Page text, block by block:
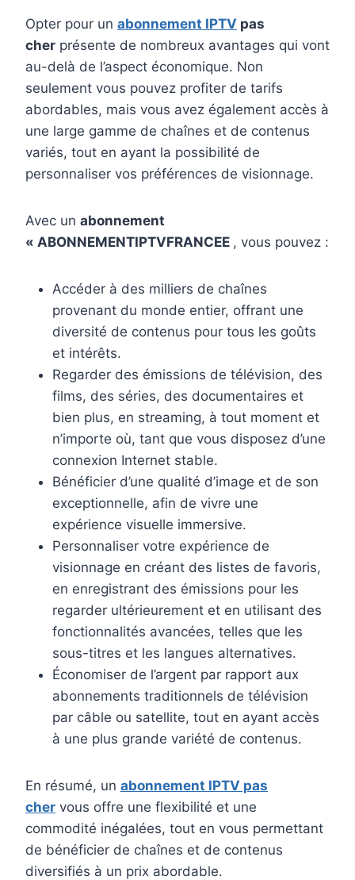
Opter pour un abonnement IPTV pas
cher présente de nombreux avantages qui vont
au-delà de l’aspect économique. Non
seulement vous pouvez profiter de tarifs
abordables, mais vous avez également accès à
une large gamme de chaînes et de contenus
variés, tout en ayant la possibilité de
personnaliser vos préférences de visionnage.
Avec un abonnement
« ABONNEMENTIPTVFRANCEE , vous pouvez :
Accéder à des milliers de chaînes
provenant du monde entier, offrant une
diversité de contenus pour tous les goûts
et intérêts.
Regarder des émissions de télévision, des
films, des séries, des documentaires et
bien plus, en streaming, à tout moment et
n’importe où, tant que vous disposez d’une
connexion Internet stable.
Bénéficier d’une qualité d’image et de son
exceptionnelle, afin de vivre une
expérience visuelle immersive.
Personnaliser votre expérience de
visionnage en créant des listes de favoris,
en enregistrant des émissions pour les
regarder ultérieurement et en utilisant des
fonctionnalités avancées, telles que les
sous-titres et les langues alternatives.
Économiser de l’argent par rapport aux
abonnements traditionnels de télévision
par câble ou satellite, tout en ayant accès
à une plus grande variété de contenus.
En résumé, un abonnement IPTV pas
cher vous offre une flexibilité et une
commodité inégalées, tout en vous permettant
de bénéficier de chaînes et de contenus
diversifiés à un prix abordable.